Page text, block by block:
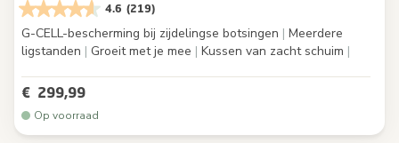
4.6 (219)
G-CELL-bescherming bij zijdelingse botsingen | Meerdere
ligstanden | Groeit met je mee | Kussen van zacht schuim |
€ 299,99
Op voorraad